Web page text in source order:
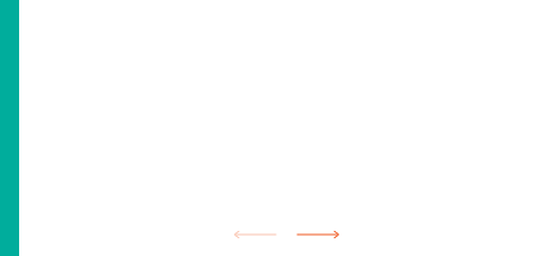
experiências com startups de todo o Brasil,